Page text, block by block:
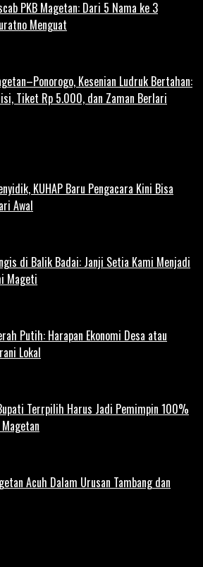
PKB Magetan: Dari 5 Nama ke 3
Menguat
Kesenian Ludruk Bertahan:
Tiket Rp 5.000, dan Zaman Berlari
KUHAP Baru Pengacara Kini Bisa
Awal
di Balik Badai: Janji Setia Kami Menjadi
Mageti
Putih: Harapan Ekonomi Desa atau
Lokal
Terrpilih Harus Jadi Pemimpin 100%
Acuh Dalam Urusan Tambang dan